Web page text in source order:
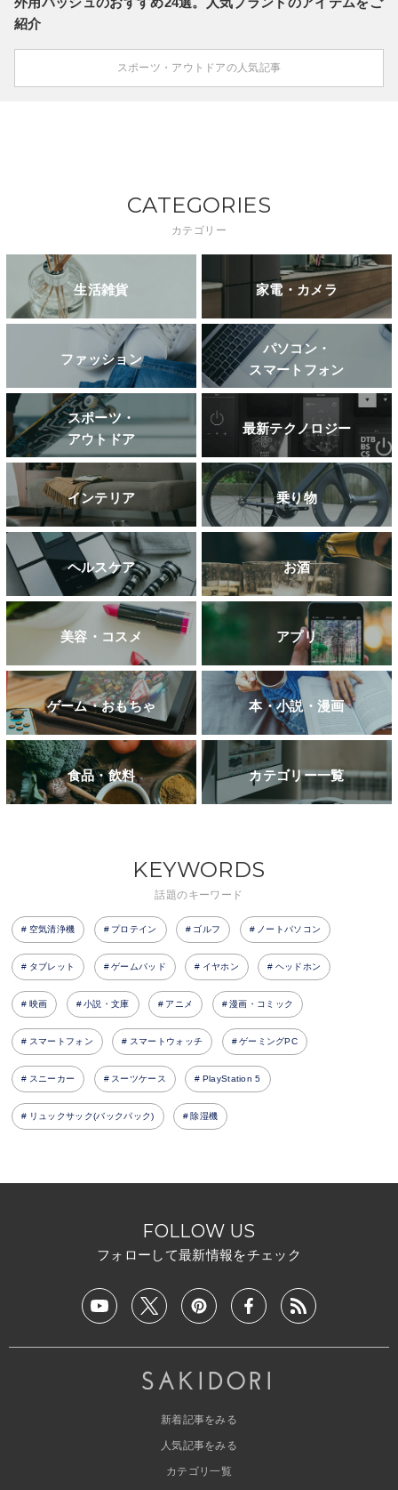
紹介
スポーツ・アウトドアの人気記事
CATEGORIES
カテゴリー
生活雑貨 家電・カメラ
ファッション
パソコン・
スマートフォン
スポーツ・
アウトドア
最新テクノロジー
インテリア 乗り物
ヘルスケア お酒
美容・コスメ アプリ
ゲーム・おもちゃ 本・小説・漫画
食品・飲料 カテゴリー一覧
KEYWORDS
話題のキーワード
空気清浄機 プロテイン ゴルフ ノートパソコン
タブレット ゲームパッド イヤホン ヘッドホン
映画 小説・文庫 アニメ 漫画・コミック
スマートフォン スマートウォッチ ゲーミングPC
スニーカー スーツケース PlayStation 5
リュックサック(バックパック) 除湿機
FOLLOW US
フォローして最新情報をチェック
新着記事をみる
人気記事をみる
カテゴリ一覧